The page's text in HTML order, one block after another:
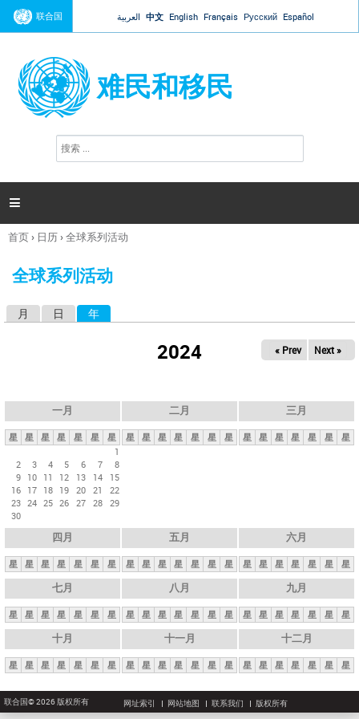
Jump to navigation
联合国 العربية 中文 English Français Русский Español
难民和移民
搜
索

你
这
首页› 日历›全球系列活动
全球系列活动
月 日 年
2024 « Prev Next »
一月
星 星 星 星 星 星
星
1
2
3 4 5 6 7
8
9 10 11 12 13 14
15
16 17 18 19 20 21
22
23 24 25 26 27 28 29
30
二月
星 星 星 星 星 星 星
三月
星 星 星 星 星 星 星
四月
星 星 星 星 星 星 星
五月
星 星 星 星 星 星 星
六月
星 星 星 星 星 星 星
七月
星 星 星 星 星 星 星
八月
星 星 星 星 星 星 星
九月
星 星 星 星 星 星 星
十月
星 星 星 星 星 星 星
十一月
星 星 星 星 星 星 星
十二月
星 星 星 星 星 星 星
联合国© 2026 版权所有 网址索引 网站地图 联系我们 版权所有